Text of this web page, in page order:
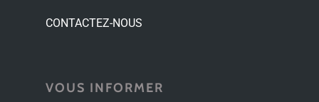
CONTACTEZ-NOUS
VOUS INFORMER